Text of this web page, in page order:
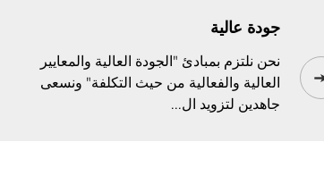
جودة عالية
نحن نلتزم بمبادئ "الجودة العالية والمعايير
العالية والفعالية من حيث التكلفة" ونسعى
جاهدين لتزويد ال...